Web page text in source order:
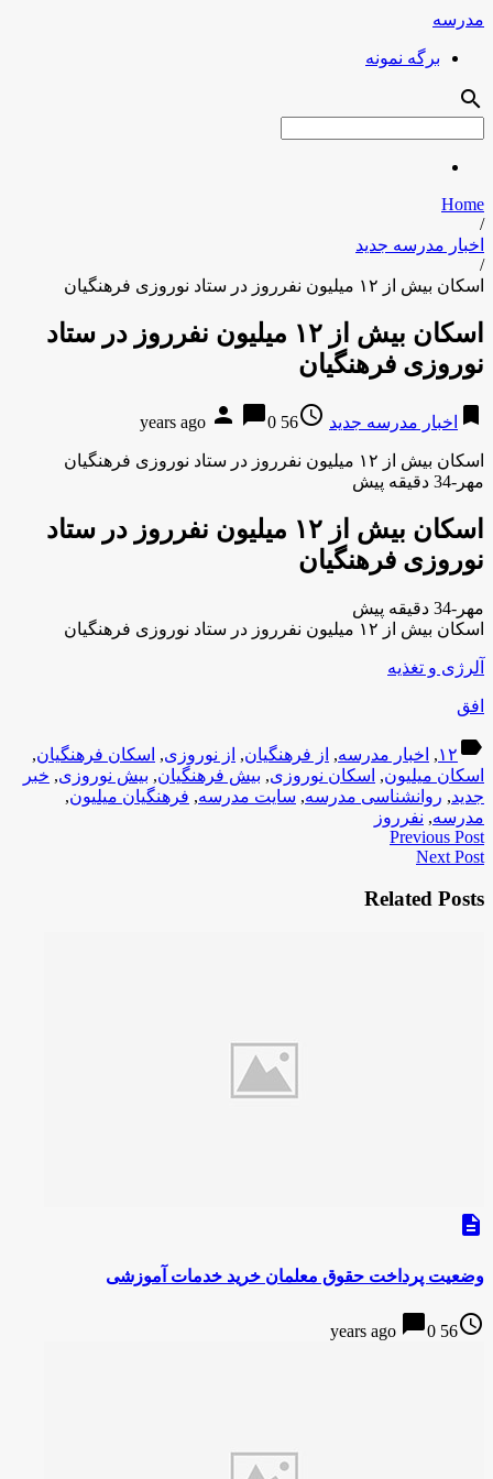
مدرسه
برگه نمونه
search
Home
/
اخبار مدرسه جدید
/
اسکان بیش از ۱۲ میلیون نفرروز در ستاد نوروزی فرهنگیان
اسکان بیش از ۱۲ میلیون نفرروز در ستاد
نوروزی فرهنگیان
bookmark اخبار مدرسه جدید access_time
56 years ago
person chat_bubble0
اسکان بیش از ۱۲ میلیون نفرروز در ستاد نوروزی فرهنگیان
مهر-34 دقیقه پیش
اسکان بیش از ۱۲ میلیون نفرروز در ستاد
نوروزی فرهنگیان
مهر-34 دقیقه پیش
اسکان بیش از ۱۲ میلیون نفرروز در ستاد نوروزی فرهنگیان
آلرژی و تغذیه
افق
label ۱۲, اخبار مدرسه, از فرهنگیان, از نوروزی, اسکان فرهنگیان,
اسکان میلیون, اسکان نوروزی, بیش فرهنگیان, بیش نوروزی, خبر
جدید, روانشناسی مدرسه, سایت مدرسه, فرهنگیان میلیون,
مدرسه, نفرروز
Previous Post
Next Post
Related Posts
description
وضعیت پرداخت حقوق معلمان خرید خدمات آموزشی
access_time
56 years ago
chat_bubble0